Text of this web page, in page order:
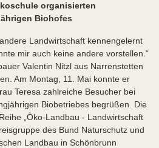
organisierten
Biohofes
Landwirtschaft kennengelernt
mir auch keine andere vorstellen.“
Valentin Nitzl aus Narrenstetten
Am Montag, 11. Mai konnte er
Teresa zahlreiche Besucher bei
Biobetriebes begrüßen. Die
„Öko-Landbau - Landwirtschaft
des Bund Naturschutz und
Landbau in Schönbrunn